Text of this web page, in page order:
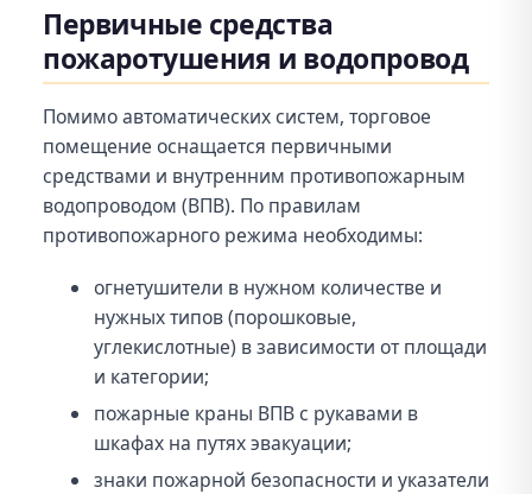
Первичные средства
пожаротушения и водопровод
Помимо автоматических систем, торговое
помещение оснащается первичными
средствами и внутренним противопожарным
водопроводом (ВПВ). По правилам
противопожарного режима необходимы:
огнетушители в нужном количестве и
нужных типов (порошковые,
углекислотные) в зависимости от площади
и категории;
пожарные краны ВПВ с рукавами в
шкафах на путях эвакуации;
знаки пожарной безопасности и указатели